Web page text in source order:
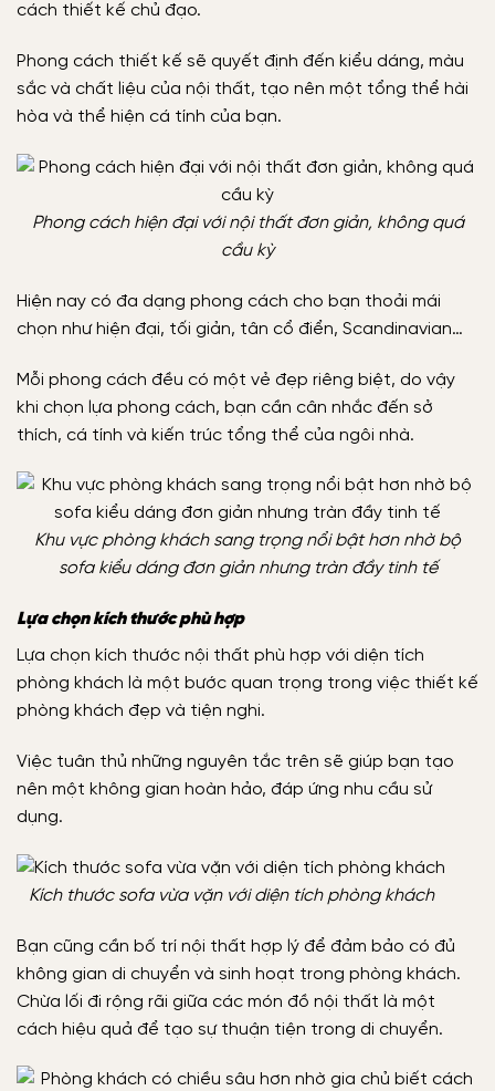
cách thiết kế chủ đạo.
Phong cách thiết kế sẽ quyết định đến kiểu dáng, màu
sắc và chất liệu của nội thất, tạo nên một tổng thể hài
hòa và thể hiện cá tính của bạn.
Phong cách hiện đại với nội thất đơn giản, không quá
cầu kỳ
Hiện nay có đa dạng phong cách cho bạn thoải mái
chọn như hiện đại, tối giản, tân cổ điển, Scandinavian…
Mỗi phong cách đều có một vẻ đẹp riêng biệt, do vậy
khi chọn lựa phong cách, bạn cần cân nhắc đến sở
thích, cá tính và kiến trúc tổng thể của ngôi nhà.
Khu vực phòng khách sang trọng nổi bật hơn nhờ bộ
sofa kiểu dáng đơn giản nhưng tràn đầy tinh tế
Lựa chọn kích thước phù hợp
Lựa chọn kích thước nội thất phù hợp với diện tích
phòng khách là một bước quan trọng trong việc thiết kế
phòng khách đẹp và tiện nghi.
Việc tuân thủ những nguyên tắc trên sẽ giúp bạn tạo
nên một không gian hoàn hảo, đáp ứng nhu cầu sử
dụng.
Kích thước sofa vừa vặn với diện tích phòng khách
Bạn cũng cần bố trí nội thất hợp lý để đảm bảo có đủ
không gian di chuyển và sinh hoạt trong phòng khách.
Chừa lối đi rộng rãi giữa các món đồ nội thất là một
cách hiệu quả để tạo sự thuận tiện trong di chuyển.